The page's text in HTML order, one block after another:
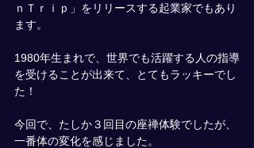
ｎＴｒｉｐ」をリリースする起業家でもあり
ます。
1980年生まれで、世界でも活躍する人の指導
を受けることが出来て、とてもラッキーでし
た！
今回で、たしか３回目の座禅体験でしたが、
一番体の変化を感じました。